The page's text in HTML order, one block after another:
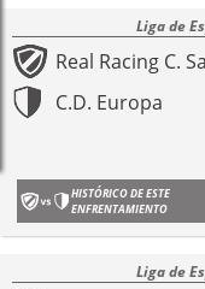
Liga de
Real Racing C.
C.D. Europa
HISTÓRICO DE ESTE
ENFRENTAMIENTO
Liga de